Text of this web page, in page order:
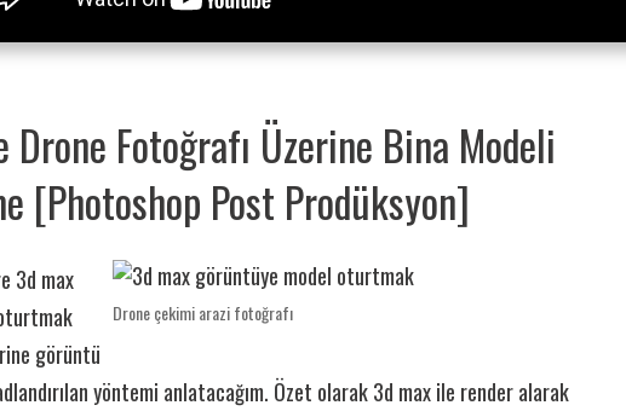
Drone Fotoğrafı Üzerine Bina Modeli
[Photoshop Post Prodüksyon]
Drone çekimi arazi fotoğrafı
3d max
görüntü
yöntemi anlatacağım. Özet olarak 3d max ile render alarak